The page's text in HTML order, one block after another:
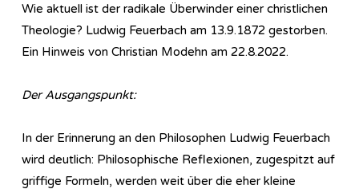
Wie aktuell ist der radikale Überwinder einer christlichen
Theologie? Ludwig Feuerbach am 13.9.1872 gestorben.
Ein Hinweis von Christian Modehn am 22.8.2022.
Der Ausgangspunkt:
In der Erinnerung an den Philosophen Ludwig Feuerbach
wird deutlich: Philosophische Reflexionen, zugespitzt auf
griffige Formeln, werden weit über die eher kleine